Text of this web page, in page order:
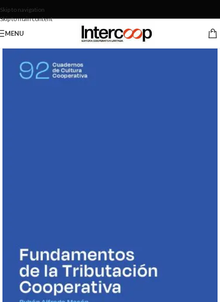
Skip to navigation
Skip to main content
MENU